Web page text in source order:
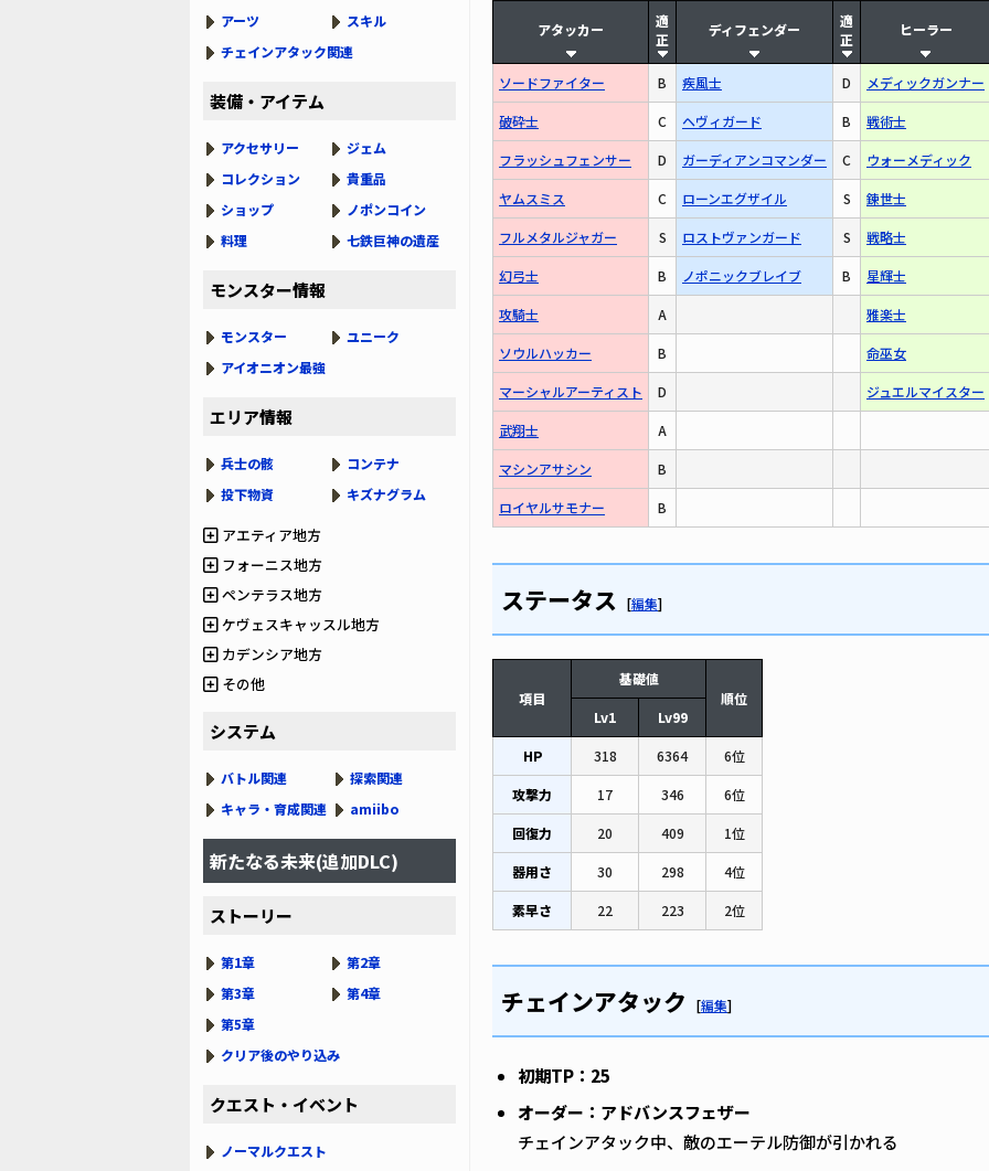
アタッカー
適
正
ディフェンダー
適
正
ヒーラー
ソードファイター B 疾風士 D メディックガンナー
破砕士 C ヘヴィガード B 戦術士
フラッシュフェンサー D ガーディアンコマンダー C ウォーメディック
ヤムスミス C ローンエグザイル S 錬世士
フルメタルジャガー S ロストヴァンガード S 戦略士
幻弓士 B ノポニックブレイブ B 星輝士
攻騎士 A 雅楽士
ソウルハッカー B 命巫女
マーシャルアーティスト D ジュエルマイスター
武翔士 A
マシンアサシン B
ロイヤルサモナー B
ステータス [編集]
項目
基礎値
順位
Lv1
Lv99
HP 318 6364 6位
攻撃力 17 346 6位
回復力 20 409 1位
器用さ 30 298 4位
素早さ 22 223 2位
チェインアタック [編集]
初期TP：25
オーダー：アドバンスフェザー
チェインアタック中、敵のエーテル防御が引かれる
アーツ
スキル
チェインアタック関連
装備・アイテム
アクセサリー
ジェム
コレクション
貴重品
ショップ
ノポンコイン
料理
七鉄巨神の遺産
モンスター情報
モンスター
ユニーク
アイオニオン最強
エリア情報
兵士の骸
コンテナ
投下物資
キズナグラム
アエティア地方
フォーニス地方
ペンテラス地方
ケヴェスキャッスル地方
カデンシア地方
その他
システム
バトル関連
探索関連
キャラ・育成関連
amiibo
新たなる未来(追加DLC)
ストーリー
第1章
第2章
第3章
第4章
第5章
クリア後のやり込み
クエスト・イベント
ノーマルクエスト